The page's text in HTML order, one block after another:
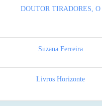
DOUTOR TIRADORES, O
Suzana Ferreira
Livros Horizonte